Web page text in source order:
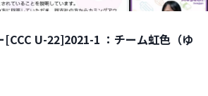
[CCC U-22]2021-1 ：チーム虹色（ゆ